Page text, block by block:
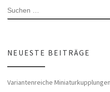
SUCHE
NEUESTE BEITRÄGE
Variantenreiche